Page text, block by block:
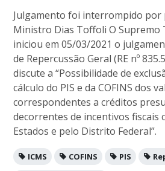
Julgamento foi interrompido por
Ministro Dias Toffoli O Supremo
iniciou em 05/03/2021 o
de Repercussão Geral (RE nº
discute a “Possibilidade de
cálculo do PIS e da COFINS dos
correspondentes a créditos
decorrentes de incentivos fiscais
Estados e pelo Distrito Federal”.
ICMS COFINS PIS